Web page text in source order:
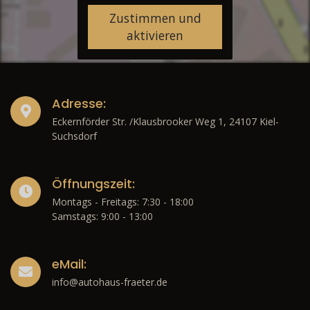
Zustimmen und
aktivieren
Adresse:
Eckernförder Str. /Klausbrooker Weg 1, 24107 Kiel-
Suchsdorf
Öffnungszeit:
Montags - Freitags: 7:30 - 18:00
Samstags: 9:00 - 13:00
eMail:
info@autohaus-fraeter.de